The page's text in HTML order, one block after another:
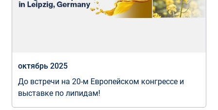
октябрь 2025
До встречи на 20-м Европейском конгрессе и
выставке по липидам!